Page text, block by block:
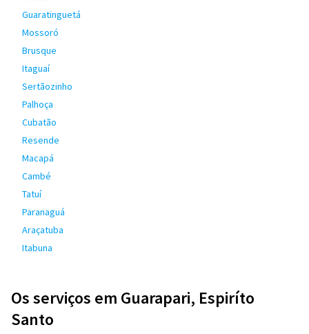
Guaratinguetá
Mossoró
Brusque
Itaguaí
Sertãozinho
Palhoça
Cubatão
Resende
Macapá
Cambé
Tatuí
Paranaguá
Araçatuba
Itabuna
Os serviços em Guarapari, Espiríto
Santo